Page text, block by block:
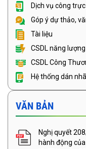
Dịch vụ công
Góp ý dự thảo,
Tài liệu
CSDL năng
CSDL Công
Hệ thống dán
VĂN BẢN
Nghị quyết
hành động